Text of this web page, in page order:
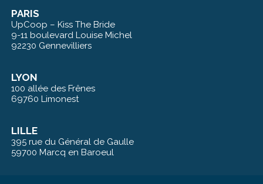
PARIS
UpCoop – Kiss The Bride
9-11 boulevard Louise Michel
92230 Gennevilliers
LYON
100 allée des Frênes
69760 Limonest
LILLE
395 rue du Général de Gaulle
59700 Marcq en Baroeul